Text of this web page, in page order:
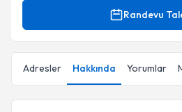
Randevu
Adresler Hakkında Yorumlar